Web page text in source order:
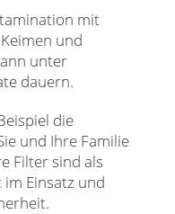
mit
und
unter
dauern.
die
und Ihre Familie
Filter sind als
Einsatz und